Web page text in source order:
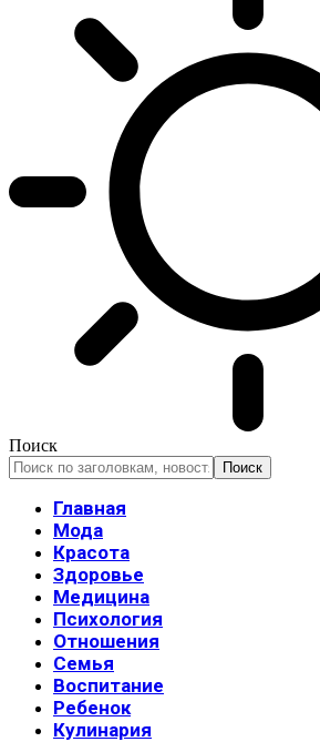
Поиск
Главная
Мода
Красота
Здоровье
Медицина
Психология
Отношения
Семья
Воспитание
Ребенок
Кулинария